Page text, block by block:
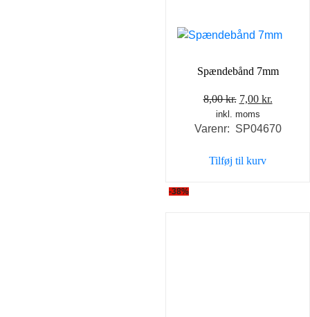
Spændebånd 7mm
8,00kr. Den
oprindelige
pris
8,00 kr..
7,00 kr.Den
pris
inkl. moms
Varenr: SP04670
Tilføj til kurv
-38%